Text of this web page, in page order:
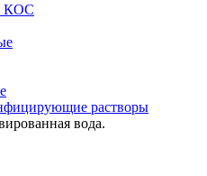
КОС
растворы
вода.